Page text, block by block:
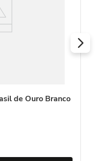
de Ouro Branco